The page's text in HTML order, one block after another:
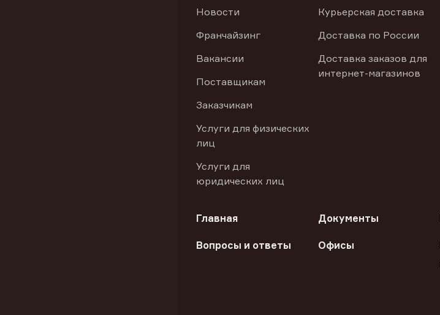
Новости
Франчайзинг
Вакансии
Поставщикам
Заказчикам
Услуги для физических
лиц
Услуги для
юридических лиц
Курьерская доставка
Доставка по России
Доставка заказов для
интернет-магазинов
Главная Документы
Вопросы и ответы Офисы